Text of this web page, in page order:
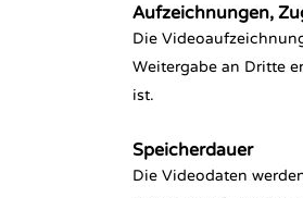
Aufzeichnungen,
Die
Weitergabe an Dritte
ist.
Speicherdauer
Die Videodaten